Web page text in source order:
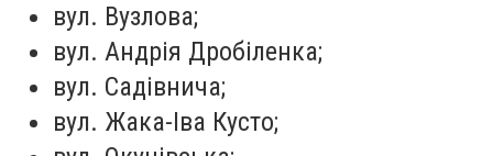
вул. Вузлова;
вул. Андрія Дробіленка;
вул. Садівнича;
вул. Жака-Іва Кусто;